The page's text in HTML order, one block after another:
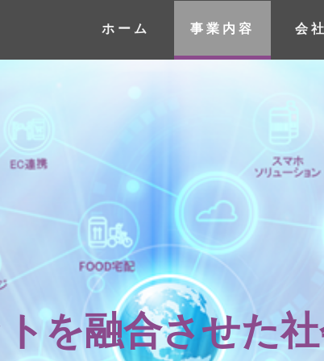
ホーム 事業内容 会
を融合させた